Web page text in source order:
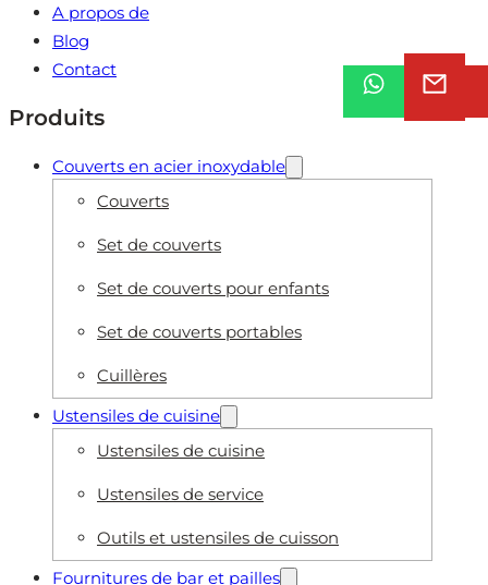
A propos de
Blog
Contact
Produits
Couverts en acier inoxydable
Couverts
Set de couverts
Set de couverts pour enfants
Set de couverts portables
Cuillères
Ustensiles de cuisine
Ustensiles de cuisine
Ustensiles de service
Outils et ustensiles de cuisson
Fournitures de bar et pailles